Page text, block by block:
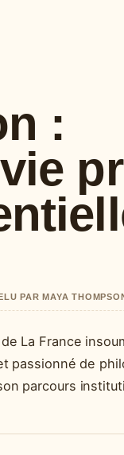
:
PAR MAYA
La France
passionné de
parcours